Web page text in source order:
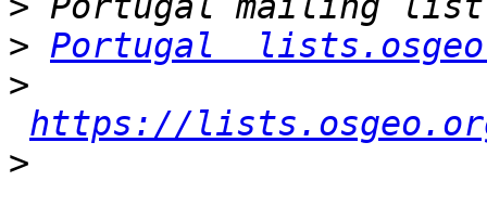
> Portugal
>
https://
>